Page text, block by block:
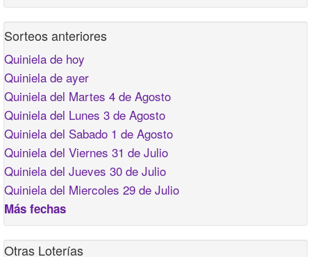
Sorteos anteriores
Quiniela de hoy
Quiniela de ayer
Quiniela del Martes 4 de Agosto
Quiniela del Lunes 3 de Agosto
Quiniela del Sabado 1 de Agosto
Quiniela del Viernes 31 de Julio
Quiniela del Jueves 30 de Julio
Quiniela del Miercoles 29 de Julio
Más fechas
Otras Loterías